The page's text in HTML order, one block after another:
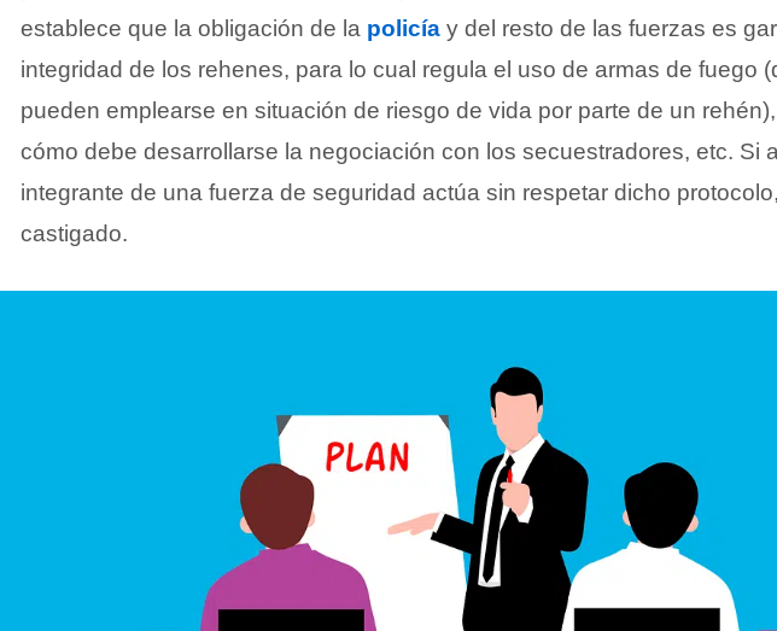
establece que la obligación de la policía y del resto de las fuerzas es
integridad de los rehenes, para lo cual regula el uso de armas de fuego
pueden emplearse en situación de riesgo de vida por parte de un
cómo debe desarrollarse la negociación con los secuestradores, etc. Si
integrante de una fuerza de seguridad actúa sin respetar dicho
castigado.